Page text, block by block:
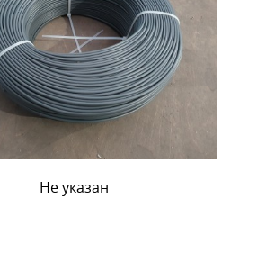
Не указан